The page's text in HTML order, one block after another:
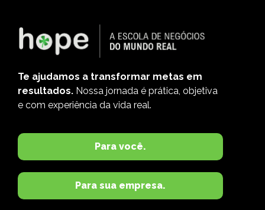
Te ajudamos a transformar metas em
resultados. Nossa jornada é prática, objetiva
e com experiência da vida real.
Para você.
Para sua empresa.